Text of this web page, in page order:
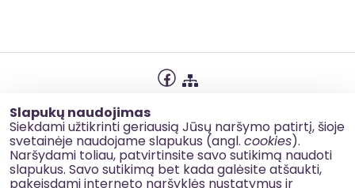
Slapukų naudojimas
Siekdami užtikrinti geriausią Jūsų naršymo patirtį, šioje
svetainėje naudojame slapukus (angl. cookies).
Naršydami toliau, patvirtinsite savo sutikimą naudoti
slapukus. Savo sutikimą bet kada galėsite atšaukti,
pakeisdami interneto naršyklės nustatymus ir
Slapukų naudojimas
Korupcijos prevencija
Kontaktai